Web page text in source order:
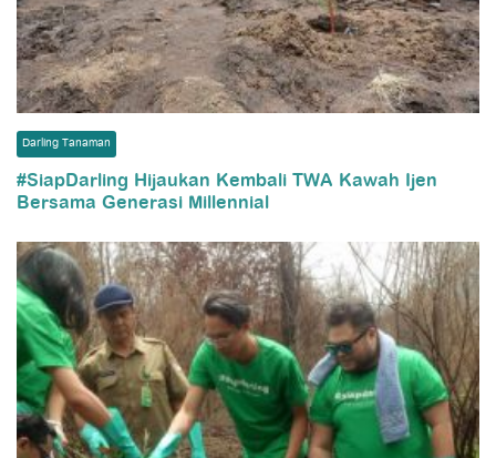
Darling Tanaman
#SiapDarling Hijaukan Kembali TWA Kawah Ijen
Bersama Generasi Millennial